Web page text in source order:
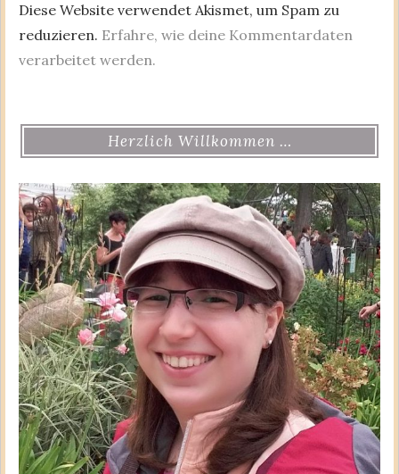
Diese Website verwendet Akismet, um Spam zu
reduzieren. Erfahre, wie deine Kommentardaten
verarbeitet werden.
Herzlich Willkommen …